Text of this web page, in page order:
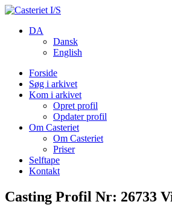
DA
Dansk
English
Forside
Søg i arkivet
Kom i arkivet
Opret profil
Opdater profil
Om Casteriet
Om Casteriet
Priser
Selftape
Kontakt
Casting Profil Nr: 26733